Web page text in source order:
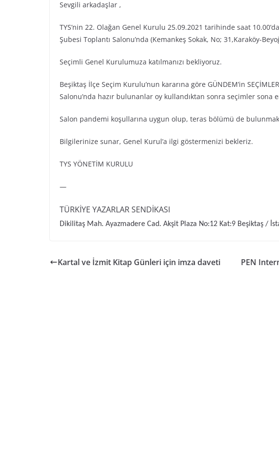
Sevgili arkadaşlar ,
TYS’nin 22. Olağan Genel Kurulu 25.09.2021 tarihinde saat
Şubesi Toplantı Salonu’nda (Kemankeş Sokak, No; 31,Karaköy-
Seçimli Genel Kurulumuza katılmanızı bekliyoruz.
Beşiktaş İlçe Seçim Kurulu’nun kararına göre GÜNDEM’in
Salonu’nda hazır bulunanlar oy kullandıktan sonra seçimler sona
Salon pandemi koşullarına uygun olup, teras bölümü de
Bilgilerinize sunar, Genel Kurul’a ilgi göstermenizi bekleriz.
TYS YÖNETİM KURULU
—
TÜRKİYE YAZARLAR SENDİKASI
Dikilitaş Mah. Ayazmadere Cad. Akşit Plaza No:12 Kat:9 Beşiktaş /
Kartal ve İzmit Kitap Günleri için imza daveti
PEN